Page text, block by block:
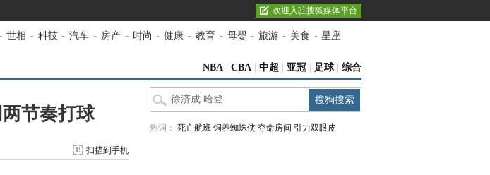
欢迎入驻搜狐媒体平台
世相 - 科技 - 汽车 - 房产 - 时尚 - 健康 - 教育 - 母婴 - 旅游 - 美食 - 星座
NBA CBA 中超 亚冠 足球 综合
节奏打球
扫描到手机
热词： 死亡航班 饲养蜘蛛侠 夺命房间 引力双眼皮